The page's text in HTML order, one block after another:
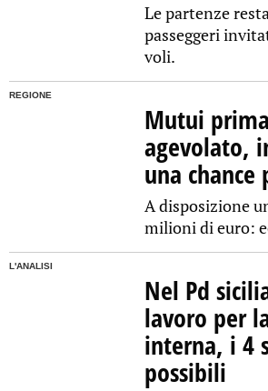
Le partenze
passeggeri
voli.
REGIONE
Mutui
agevolato,
una
A disposizione
milioni di euro:
L'ANALISI
Nel Pd
lavoro per
interna, i 4
possibili